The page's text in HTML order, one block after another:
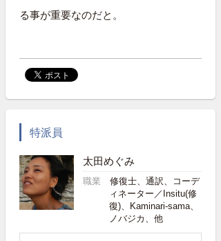
る事が重要なのだと。
特派員
太田めぐみ
職業
修復士、通訳、コーデ
ィネーター／Insitu(修
復)、Kaminari-sama、
ノバジカ、他